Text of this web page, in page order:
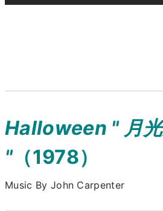
Halloween " 月
"（1978）
Music By John Carpenter